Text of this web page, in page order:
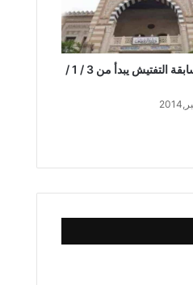
عن حفظ القرآن الكريم من
عن بعد)
الأوقاف : انعقاد (100) ندوة علمية احتفالًا
امتحان مسابقة التفتيش يبدأ من 3 / 1 /